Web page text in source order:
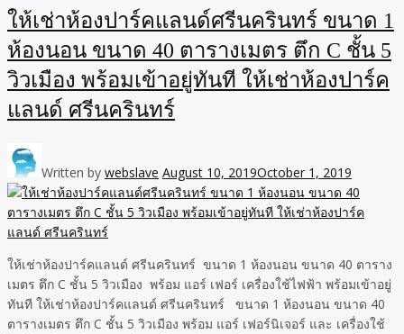
ให้เช่าห้องปาร์คแลนด์ศรีนครินทร์ ขนาด 1
ห้องนอน ขนาด 40 ตารางเมตร ตึก C ชั้น 5
วิวเมือง พร้อมเข้าอยู่ทันที ให้เช่าห้องปาร์ค
แลนด์ ศรีนครินทร์
Written by webslave August 10, 2019October 1, 2019
ให้เช่าห้องปาร์คแลนด์ ศรีนครินทร์ ขนาด 1 ห้องนอน ขนาด 40 ตาราง
เมตร ตึก C ชั้น 5 วิวเมือง พร้อม แอร์ เฟอร์ เครื่องใช้ไฟฟ้า พร้อมเข้าอยู่
ทันที ให้เช่าห้องปาร์คแลนด์ ศรีนครินทร์ ขนาด 1 ห้องนอน ขนาด 40
ตารางเมตร ตึก C ชั้น 5 วิวเมือง พร้อม แอร์ เฟอร์นิเจอร์ และ เครื่องใช้